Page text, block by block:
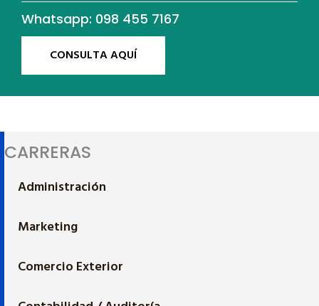
Whatsapp: 098 455 7167
CONSULTA AQUÍ
CARRERAS
Administración
Marketing
Comercio Exterior